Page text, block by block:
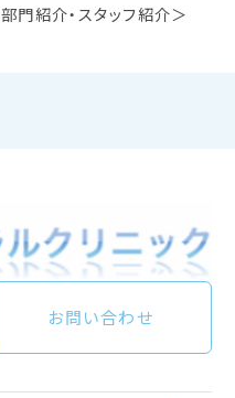
部門紹介・スタッフ紹介
お問い合わせ